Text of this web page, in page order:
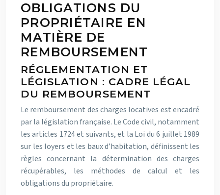
OBLIGATIONS DU
PROPRIÉTAIRE EN
MATIÈRE DE
REMBOURSEMENT
RÉGLEMENTATION ET
LÉGISLATION : CADRE LÉGAL
DU REMBOURSEMENT
Le remboursement des charges locatives est encadré
par la législation française. Le Code civil, notamment
les articles 1724 et suivants, et la Loi du 6 juillet 1989
sur les loyers et les baux d’habitation, définissent les
règles concernant la détermination des charges
récupérables, les méthodes de calcul et les
obligations du propriétaire.